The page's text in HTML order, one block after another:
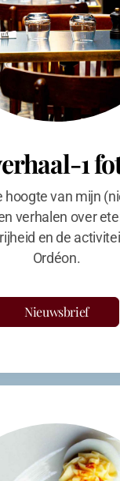
1
hoogte van mijn
verhalen over
en de
Ordéon.
Nieuwsbrief